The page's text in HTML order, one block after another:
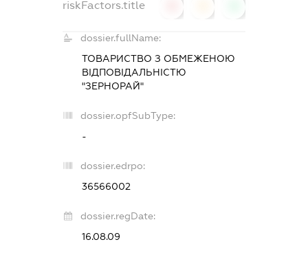
riskFactors.title
dossier.fullName:
ТОВАРИСТВО З ОБМЕЖЕНОЮ
ВІДПОВІДАЛЬНІСТЮ
"ЗЕРНОРАЙ"
dossier.opfSubType:
-
dossier.edrpo:
36566002
dossier.regDate:
16.08.09